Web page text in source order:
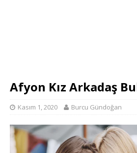
Afyon Kız Arkadaş
Kasım 1, 2020 Burcu Gündoğan